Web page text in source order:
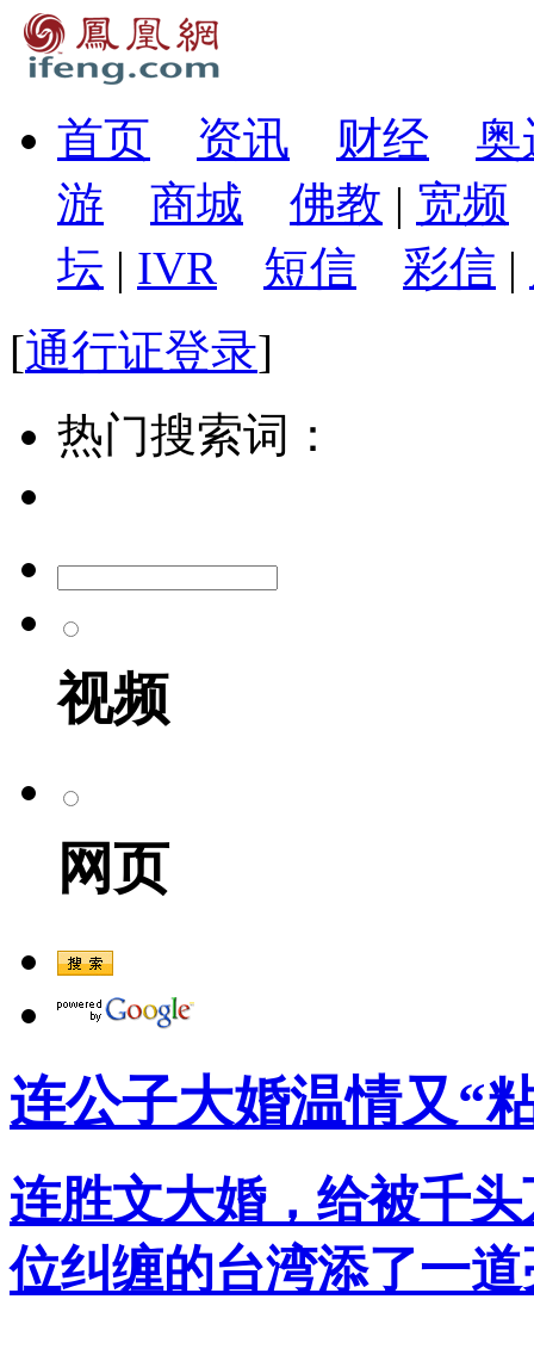
首页 资讯 财经
奥
游
商城 佛教 | 宽频
坛 | IVR 短信 彩信 |
[通行证登录]
热门搜索词：
视频
网页
连公子大婚温情又“
连胜文大婚，给被千
位纠缠的台湾添了一